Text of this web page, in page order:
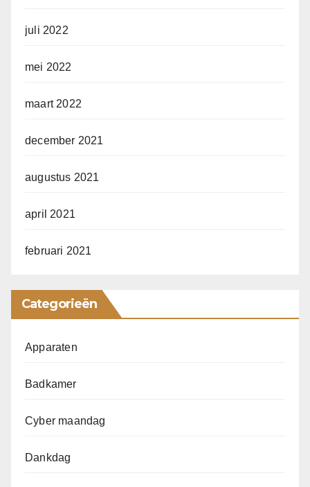
juli 2022
mei 2022
maart 2022
december 2021
augustus 2021
april 2021
februari 2021
Categorieën
Apparaten
Badkamer
Cyber maandag
Dankdag